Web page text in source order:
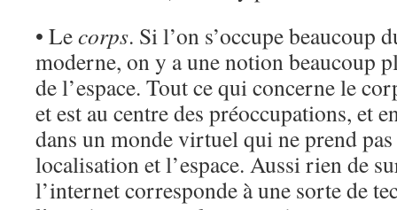
• Lecorps. Si l’on s’occupe beaucoup
moderne, on y a une notion beaucoup
de l’espace. Tout ce qui concerne le
et est au centre des préoccupations, et
dans un monde virtuel qui ne prend
localisation et l’espace. Aussi rien de
l’internet corresponde à une sorte de